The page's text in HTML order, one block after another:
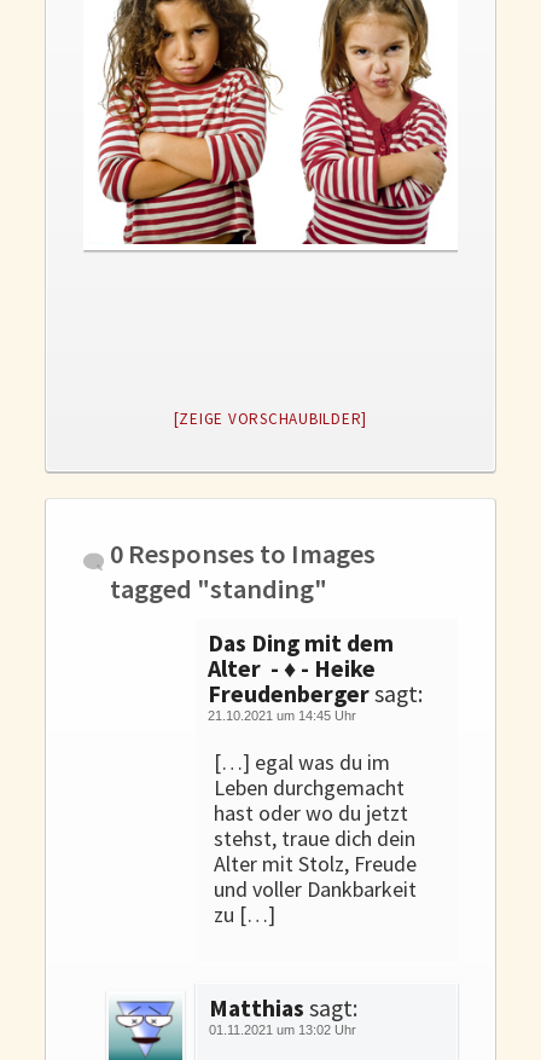
Gedanken und Gefühle
WunschLos Glücklichsein – und das ausgerechnet zu Weihnachten?
Bücher
Bücher
Momoko
Die zwei Leben des Herrn Richie
[ZEIGE VORSCHAUBILDER]
0 Responses to Images
tagged "standing"
Das Ding mit dem
Alter - ♦ - Heike
Freudenbergersagt:
21.10.2021 um 14:45 Uhr
[…] egal was du im
Leben durchgemacht
hast oder wo du jetzt
stehst, traue dich dein
Alter mit Stolz, Freude
und voller Dankbarkeit
zu […]
Matthias sagt:
01.11.2021 um 13:02 Uhr